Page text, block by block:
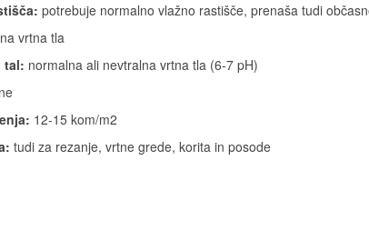
potrebuje normalno vlažno rastišče, prenaša tudi
vrtna tla
tal: normalna ali nevtralna vrtna tla (6-7 pH)
ne
12-15 kom/m2
tudi za rezanje, vrtne grede, korita in posode